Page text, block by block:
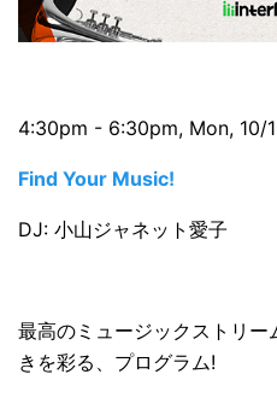
4:30pm - 6:30pm, Mon, 10/
Find Your Music!
DJ: 小山ジャネット愛子
最高のミュージックストリー
きを彩る、プログラム!